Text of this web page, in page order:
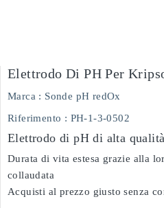
Elettrodo Di PH Per
Marca : Sonde pH redOx
Riferimento : PH-1-3-0502
Elettrodo di pH di alta qualità
Durata di vita estesa grazie alla
collaudata
Acquisti al prezzo giusto senza